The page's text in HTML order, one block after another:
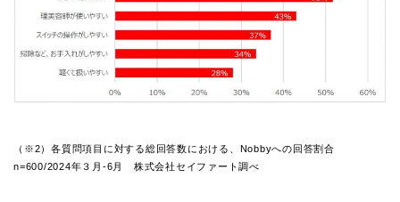
（※2）各質問項目に対する総回答数における、Nobbyへの回答割合
n=600/2024年３月-6月 株式会社セイファート調べ